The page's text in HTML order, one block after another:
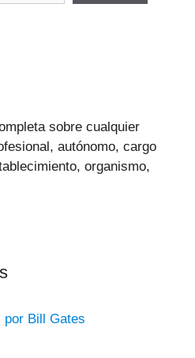
sobre cualquier
autónomo, cargo
organismo,
por Bill Gates